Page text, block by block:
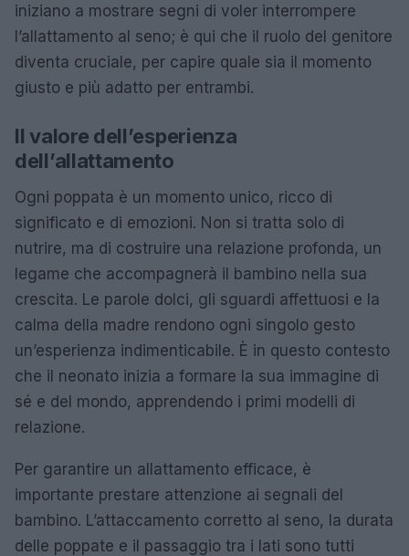
iniziano a mostrare segni di voler interrompere
l’allattamento al seno; è qui che il ruolo del genitore
diventa cruciale, per capire quale sia il momento
giusto e più adatto per entrambi.
Il valore dell’esperienza
dell’allattamento
Ogni poppata è un momento unico, ricco di
significato e di emozioni. Non si tratta solo di
nutrire, ma di costruire una relazione profonda, un
legame che accompagnerà il bambino nella sua
crescita. Le parole dolci, gli sguardi affettuosi e la
calma della madre rendono ogni singolo gesto
un’esperienza indimenticabile. È in questo contesto
che il neonato inizia a formare la sua immagine di
sé e del mondo, apprendendo i primi modelli di
relazione.
Per garantire un allattamento efficace, è
importante prestare attenzione ai segnali del
bambino. L’attaccamento corretto al seno, la durata
delle poppate e il passaggio tra i lati sono tutti